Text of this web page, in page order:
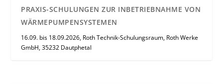
PRAXIS-SCHULUNGEN ZUR INBETRIEBNAHME VON
WÄRMEPUMPENSYSTEMEN
16.09. bis 18.09.2026, Roth Technik-Schulungsraum, Roth Werke
GmbH, 35232 Dautphetal